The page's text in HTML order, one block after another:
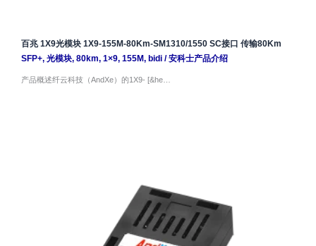
百兆 1X9光模块 1X9-155M-80Km-SM1310/1550 SC接口 传输80Km
SFP+, 光模块, 80km, 1×9, 155M, bidi/安科士产品介绍
产品概述纤云科技（AndXe）的1X9- [&he…